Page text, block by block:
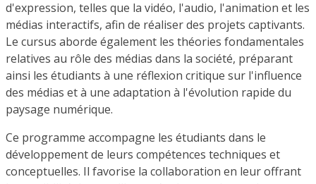
d'expression, telles que la vidéo, l'audio, l'animation et les
médias interactifs, afin de réaliser des projets captivants.
Le cursus aborde également les théories fondamentales
relatives au rôle des médias dans la société, préparant
ainsi les étudiants à une réflexion critique sur l'influence
des médias et à une adaptation à l'évolution rapide du
paysage numérique.
Ce programme accompagne les étudiants dans le
développement de leurs compétences techniques et
conceptuelles. Il favorise la collaboration en leur offrant